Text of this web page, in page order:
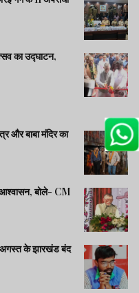
का उद्घाटन,
और बाबा मंदिर का
आश्वासन, बोले- CM
के झारखंड बंद